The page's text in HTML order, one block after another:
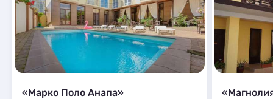
«Марко Поло Анапа»